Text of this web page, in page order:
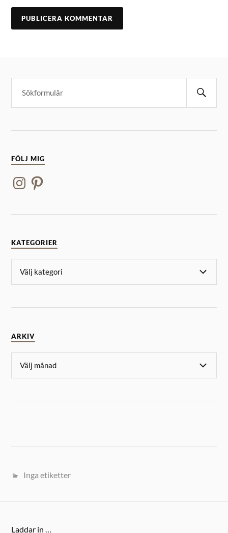
FÖLJ MIG
KATEGORIER
ARKIV
Inga etiketter
Laddar in …